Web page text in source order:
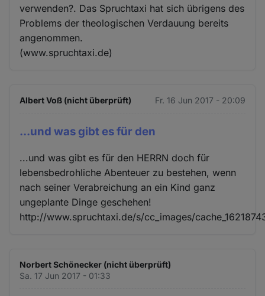
verwenden?. Das Spruchtaxi hat sich übrigens des
Problems der theologischen Verdauung bereits
angenommen.
(www.spruchtaxi.de)
Albert Voß (nicht überprüft) Fr. 16 Jun 2017 - 20:09
...und was gibt es für den
...und was gibt es für den HERRN doch für
lebensbedrohliche Abenteuer zu bestehen, wenn
nach seiner Verabreichung an ein Kind ganz
ungeplante Dinge geschehen!
http://www.spruchtaxi.de/s/cc_images/
Norbert Schönecker (nicht überprüft)
Sa. 17 Jun 2017 - 01:33